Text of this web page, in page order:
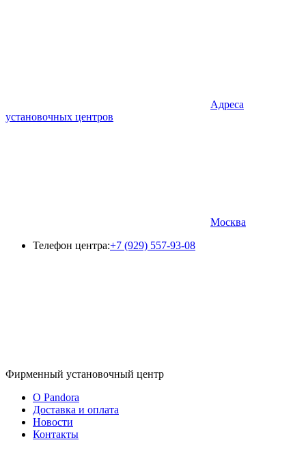
Адреса
установочных центров
Москва
Телефон центра:+7 (929) 557-93-08
Фирменный установочный центр
O Pandora
Доставка и оплата
Новости
Контакты